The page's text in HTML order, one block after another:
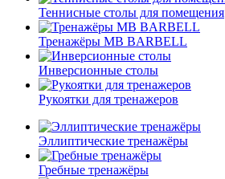
Теннисные столы для помещения
Тренажёры MB BARBELL
Инверсионные столы
Рукоятки для тренажеров
Эллиптические тренажёры
Гребные тренажёры